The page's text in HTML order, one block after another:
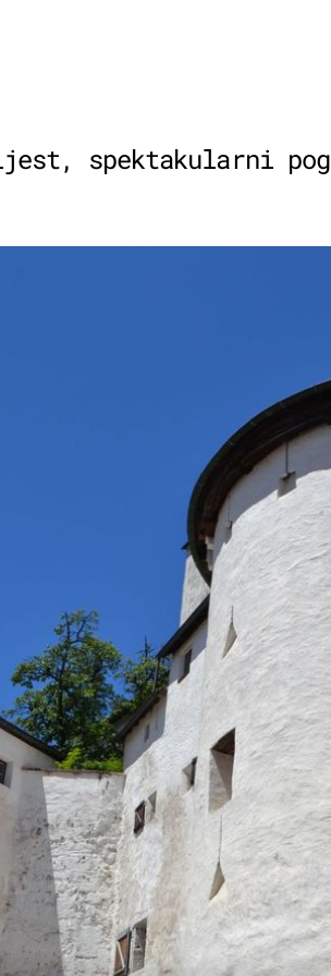
spektakularni
+3
Otok
na
NEDALEKO OD PLOČA
Skriveni vojni
Hrvatske:
lokalci u miru
u more